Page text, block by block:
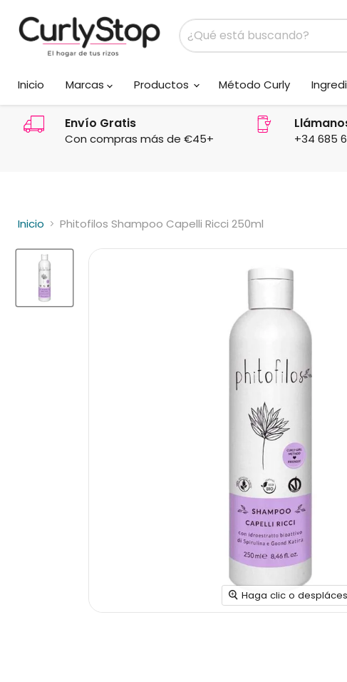
Inicio
Marcas Productos Método Curly
Envío Gratis
Con compras más de €45+ +34 685
Inicio Phitofilos Shampoo Capelli Ricci 250ml
Haga clic o